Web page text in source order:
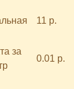
11 р.
за
0.01 р.